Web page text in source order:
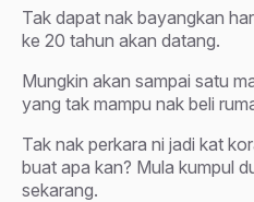
Tak dapat nak bayangkan
ke 20 tahun akan datang.
Mungkin akan sampai satu
yang tak mampu nak beli
Tak nak perkara ni jadi kat
buat apa kan? Mula kumpul
sekarang.